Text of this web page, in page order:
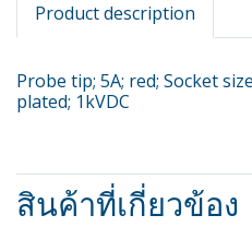
Product description
Probe tip; 5A; red; Socket
plated; 1kVDC
สินค้าที่เกี่ยวข้อง